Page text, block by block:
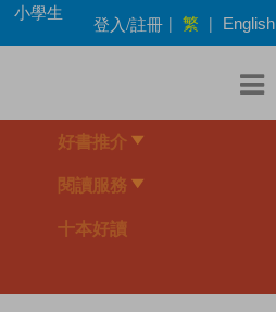
小學生
登入/註冊 | 繁 | English
好書推介
閱讀服務
十本好讀